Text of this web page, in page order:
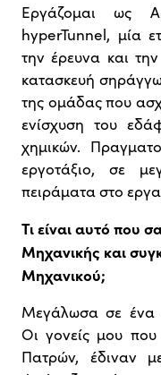
Εργάζομαι ως
hyperTunnel, μία
την έρευνα και
κατασκευή
της ομάδας που
ενίσχυση του
χημικών.
εργοτάξιο, σε
πειράματα στο
Τι είναι αυτό που
Μηχανικής και
Μηχανικού;
Μεγάλωσα σε ένα
Οι γονείς μου που
Πατρών, έδιναν